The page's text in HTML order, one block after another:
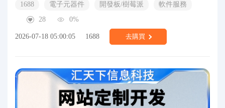
1688 電子元器件 開發板/樹莓派
軟件服務
28
0%
2026-07-18 05:00:05 1688 去購買